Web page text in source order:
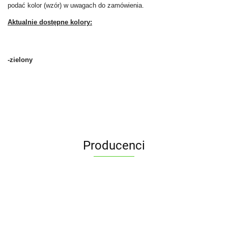
podać kolor (wzór) w uwagach do zamówienia.
Aktualnie dostępne kolory:
-zielony
Producenci